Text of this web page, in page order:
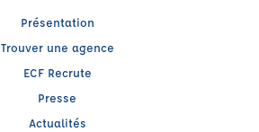
Présentation
Trouver une agence
ECF Recrute
Presse
Actualités